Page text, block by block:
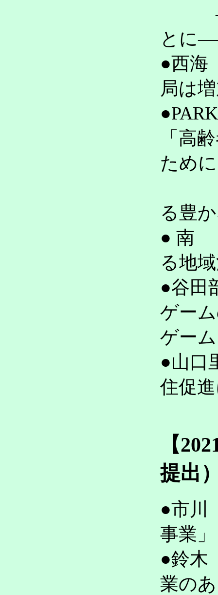
――
とに
●西海
局は
「高
ために
る豊
● 南
る地
●谷田
ゲー
ゲー
●山口
住促
【
提出
●市川
事業
●鈴木
業の